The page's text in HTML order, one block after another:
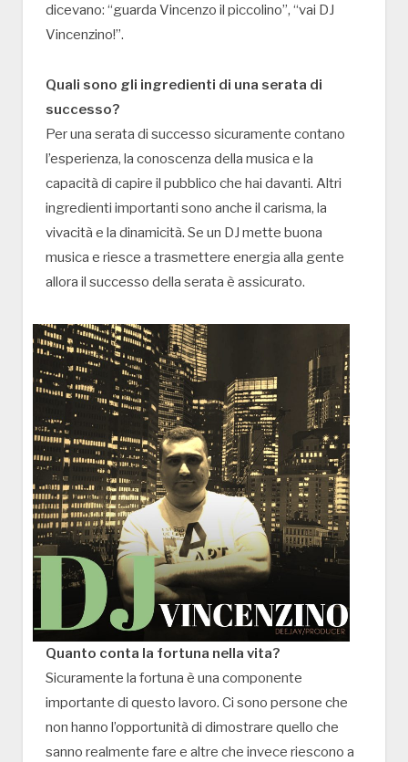
dicevano: “guarda Vincenzo il piccolino”, “vai DJ
Vincenzino!”.
Quali sono gli ingredienti di una serata di
successo?
Per una serata di successo sicuramente contano
l’esperienza, la conoscenza della musica e la
capacità di capire il pubblico che hai davanti. Altri
ingredienti importanti sono anche il carisma, la
vivacità e la dinamicità. Se un DJ mette buona
musica e riesce a trasmettere energia alla gente
allora il successo della serata è assicurato.
Quanto conta la fortuna nella vita?
Sicuramente la fortuna è una componente
importante di questo lavoro. Ci sono persone che
non hanno l’opportunità di dimostrare quello che
sanno realmente fare e altre che invece riescono a